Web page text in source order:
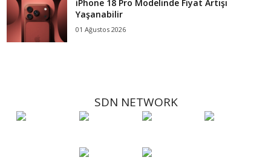
iPhone 18 Pro Modelinde Fiyat Artışı
Yaşanabilir
01 Ağustos 2026
SDN NETWORK